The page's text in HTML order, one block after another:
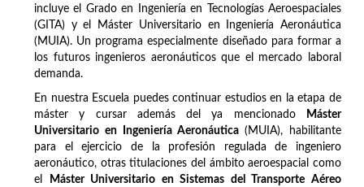
incluye el Grado en Ingeniería en Tecnologías Aeroespaciales
(GITA) y el Máster Universitario en Ingeniería Aeronáutica
(MUIA). Un programa especialmente diseñado para formar a
los futuros ingenieros aeronáuticos que el mercado laboral
demanda.
En nuestra Escuela puedes continuar estudios en la etapa de
máster y cursar además del ya mencionado
Máster
Universitario en Ingeniería Aeronáutica(MUIA), habilitante
para el ejercicio de la profesión regulada de ingeniero
aeronáutico, otras titulaciones del ámbito aeroespacial como
el
Máster Universitario en Sistemas del Transporte Aéreo